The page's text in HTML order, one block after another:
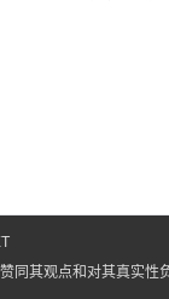
同其观点和对其真实性负